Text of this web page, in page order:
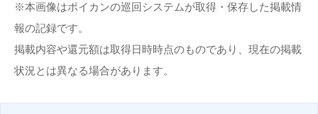
※本画像はポイカンの巡回システムが取得・保存した掲載情
報の記録です。
掲載内容や還元額は取得日時時点のものであり、現在の掲載
状況とは異なる場合があります。